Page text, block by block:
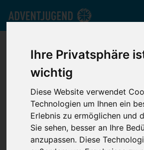
Ihre Privatsphäre
wichtig
Diese Website verwendet
Technologien um Ihnen ein
Erlebnis zu ermöglichen und
Sie sehen, besser an Ihre
anzupassen. Diese
Steps2.one